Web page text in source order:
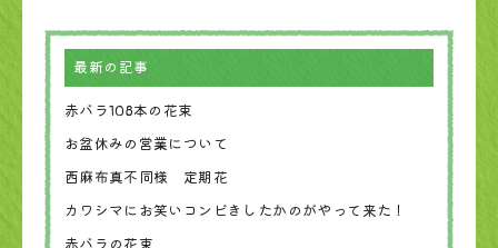
最新の記事
赤バラ108本の花束
お盆休みの営業について
西麻布真不同様 定期花
カワシマにお笑いコンビきしたかのがやって来た！
赤バラの花束